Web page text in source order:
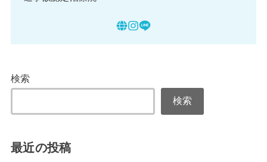
検索
検索
最近の投稿